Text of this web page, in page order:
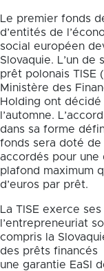
Le premier fonds
d’entités de
social européen
Slovaquie. L’un
prêt polonais TISE
Ministère des
Holding ont décidé
l’automne.
dans sa forme
fonds sera doté de
accordés pour une
plafond maximum
d’euros par prêt.
La TISE exerce
l’entrepreneuriat
compris la
des prêts financés
une garantie EaSI